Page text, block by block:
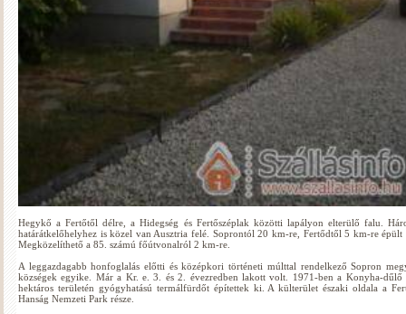
Hegykő a Fertőtől délre, a Hidegség és Fertőszéplak közötti lapályon elterülő falu.
határátkelőhelyhez is közel van Ausztria felé. Soprontól 20 km-re, Fertődtől 5 km-re épült
Megközelíthető a 85. számú főútvonalról 2 km-re.
A leggazdagabb honfoglalás előtti és középkori történeti múlttal rendelkező Sopron
községek egyike. Már a Kr. e. 3. és 2. évezredben lakott volt. 1971-ben a Konyha-dűlő
hektáros területén gyógyhatású termálfürdőt építettek ki. A külterület északi oldala a
Hanság Nemzeti Park része.